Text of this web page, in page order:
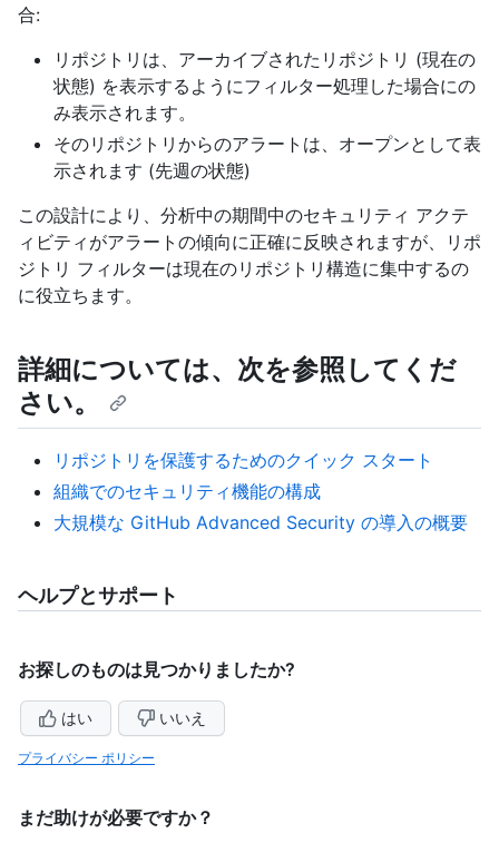
合:
リポジトリは、アーカイブされたリポジトリ (現在の
状態) を表示するようにフィルター処理した場合にの
み表示されます。
そのリポジトリからのアラートは、オープンとして表
示されます (先週の状態)
この設計により、分析中の期間中のセキュリティ アクテ
ィビティがアラートの傾向に正確に反映されますが、リポ
ジトリ フィルターは現在のリポジトリ構造に集中するの
に役立ちます。
詳細については、次を参照してくだ
さい。
リポジトリを保護するためのクイック スタート
組織でのセキュリティ機能の構成
大規模な GitHub Advanced Security の導入の概要
ヘルプとサポート
お探しのものは見つかりましたか?
はい いいえ
プライバシー ポリシー
まだ助けが必要ですか？